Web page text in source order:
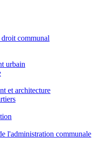
communal
urbain
et architecture
l'administration communale